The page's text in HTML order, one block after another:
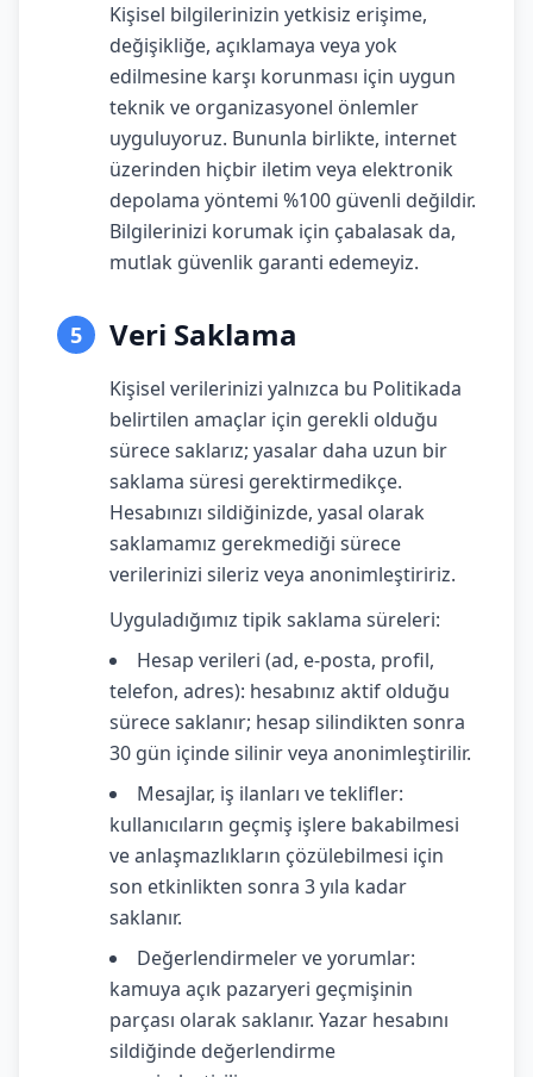
Kişisel bilgilerinizin yetkisiz erişime,
değişikliğe, açıklamaya veya yok
edilmesine karşı korunması için uygun
teknik ve organizasyonel önlemler
uyguluyoruz. Bununla birlikte, internet
üzerinden hiçbir iletim veya elektronik
depolama yöntemi %100 güvenli değildir.
Bilgilerinizi korumak için çabalasak da,
mutlak güvenlik garanti edemeyiz.
5 Veri Saklama
Kişisel verilerinizi yalnızca bu Politikada
belirtilen amaçlar için gerekli olduğu
sürece saklarız; yasalar daha uzun bir
saklama süresi gerektirmedikçe.
Hesabınızı sildiğinizde, yasal olarak
saklamamız gerekmediği sürece
verilerinizi sileriz veya anonimleştiririz.
Uyguladığımız tipik saklama süreleri:
Hesap verileri (ad, e-posta, profil,
telefon, adres): hesabınız aktif olduğu
sürece saklanır; hesap silindikten sonra
30 gün içinde silinir veya anonimleştirilir.
Mesajlar, iş ilanları ve teklifler:
kullanıcıların geçmiş işlere bakabilmesi
ve anlaşmazlıkların çözülebilmesi için
son etkinlikten sonra 3 yıla kadar
saklanır.
Değerlendirmeler ve yorumlar:
kamuya açık pazaryeri geçmişinin
parçası olarak saklanır. Yazar hesabını
sildiğinde değerlendirme